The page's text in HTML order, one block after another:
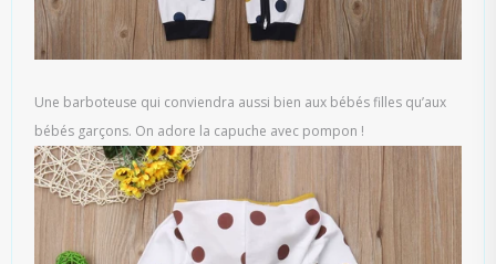
Une barboteuse qui conviendra aussi bien aux bébés filles qu’aux
bébés garçons. On adore la capuche avec pompon !